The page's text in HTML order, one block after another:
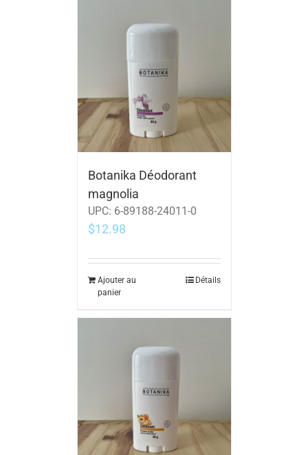
Botanika Déodorant
magnolia
UPC: 6-89188-24011-0
$12.98
Ajouter au
panier
Détails